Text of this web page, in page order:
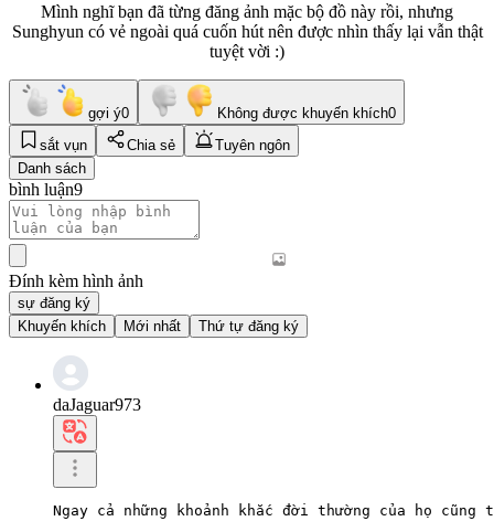
Mình nghĩ bạn đã từng đăng ảnh mặc bộ đồ này rồi, nhưng
Sunghyun có vẻ ngoài quá cuốn hút nên được nhìn thấy lại vẫn thật
tuyệt vời :)
gợi ý0 Không được khuyến khích0
sắt vụn
Chia sẻ
Tuyên ngôn
Danh sách
bình luận9
Đính kèm hình ảnh
sự đăng ký
Khuyến khích
Mới nhất Thứ tự đăng ký
daJaguar973
Ngay cả những khoảnh khắc đời thường của họ cũng